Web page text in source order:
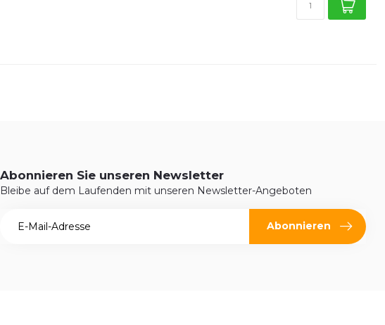
Abonnieren Sie unseren Newsletter
Bleibe auf dem Laufenden mit unseren Newsletter-Angeboten
Abonnieren